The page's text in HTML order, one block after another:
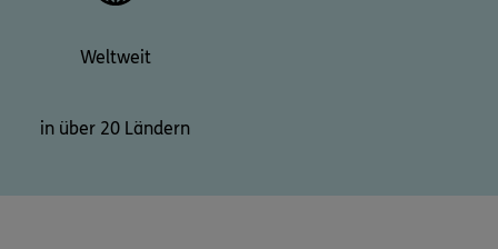
Weltweit
in über 20 Ländern